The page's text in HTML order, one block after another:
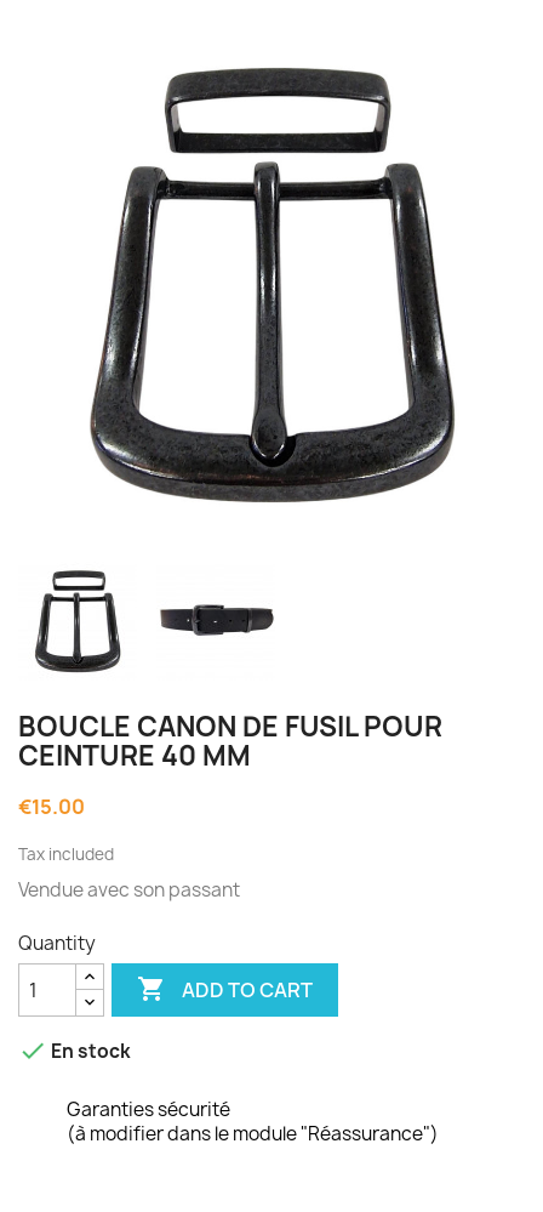
BOUCLE CANON DE FUSIL POUR
CEINTURE 40 MM
€15.00
Tax included
Vendue avec son passant
Quantity
 ADD TO CART
 En stock
Garanties sécurité
(à modifier dans le module "Réassurance")